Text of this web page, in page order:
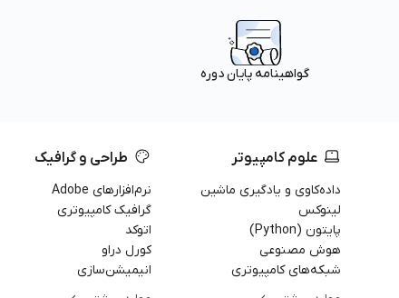
گواهینامه پایان دوره
علوم کامپیوتر
داده‌کاوی و یادگیری ماشین
لینوکس
پایتون (Python)
هوش مصنوعی
شبکه‌های کامپیوتری
طراحی و گرافیک
نرم‌افزارهای Adobe
گرافیک کامپیوتری
اتوکد
کورل دراو
انیمیشن‌سازی